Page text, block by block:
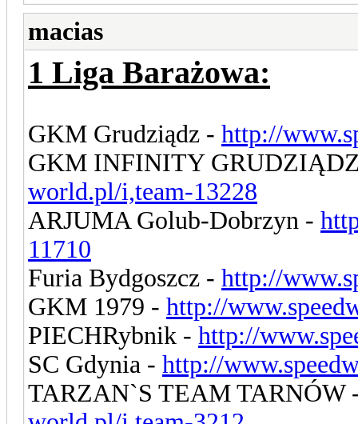
macias
1 Liga Barażowa:
GKM Grudziądz - http://
GKM INFINITY
world.pl/i,team-13228
ARJUMA Golub-Dobrzyn -
11710
Furia Bydgoszcz - http://
GKM 1979 - http://
PIECHRybnik - http://
SC Gdynia - http://
TARZAN`S TEAM TARNÓW